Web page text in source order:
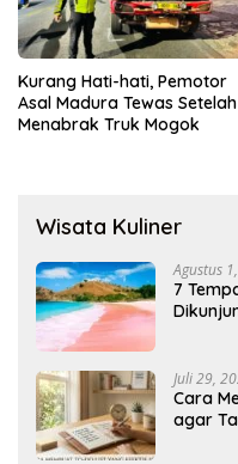
Kurang Hati-hati, Pemotor
Asal Madura Tewas Setelah
Menabrak Truk Mogok
Wisata Kuliner
Agustus
7
Juli 29,
Cara
agar